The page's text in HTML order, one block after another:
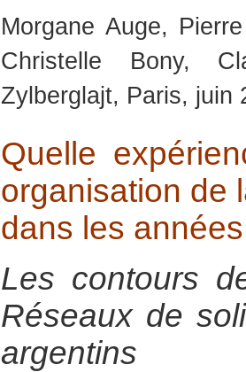
Morgane Auge,
Christelle Bony,
Zylberglajt, Paris, juin
Quelle
organisation de
dans les
Les contours
Réseaux de
argentins